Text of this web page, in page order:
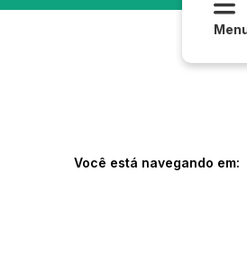
Você está navegando em: